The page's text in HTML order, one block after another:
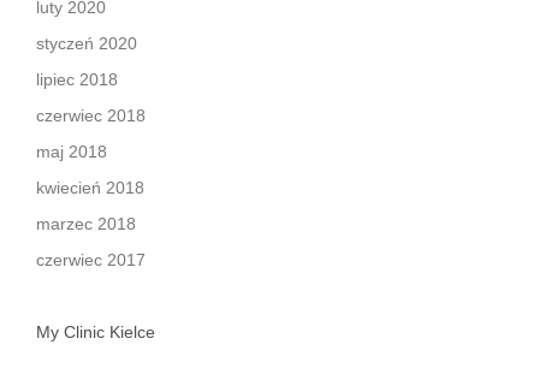
luty 2020
styczeń 2020
lipiec 2018
czerwiec 2018
maj 2018
kwiecień 2018
marzec 2018
czerwiec 2017
My Clinic Kielce